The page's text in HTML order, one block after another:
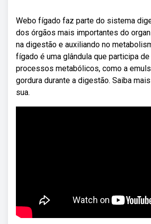
Webo fígado faz parte do sistema
dos órgãos mais importantes do
na digestão e auxiliando no
fígado é uma glândula que participa
processos metabólicos, como a
gordura durante a digestão. Saiba
sua.